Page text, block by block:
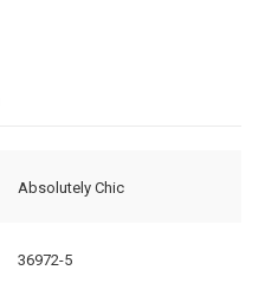
Absolutely Chic
36972-5